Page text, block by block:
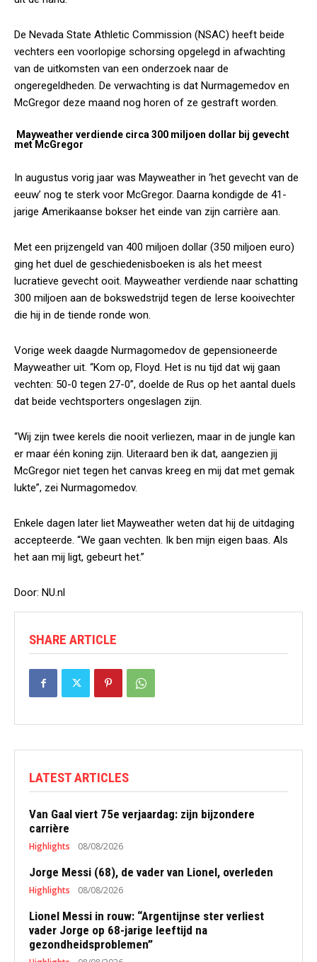
De Nevada State Athletic Commission (NSAC) heeft beide
vechters een voorlopige schorsing opgelegd in afwachting
van de uitkomsten van een onderzoek naar de
ongeregeldheden. De verwachting is dat Nurmagemedov en
McGregor deze maand nog horen of ze gestraft worden.
Mayweather verdiende circa 300 miljoen dollar bij gevecht
met McGregor
In augustus vorig jaar was Mayweather in ‘het gevecht van de
eeuw’ nog te sterk voor McGregor. Daarna kondigde de 41-
jarige Amerikaanse bokser het einde van zijn carrière aan.
Met een prijzengeld van 400 miljoen dollar (350 miljoen euro)
ging het duel de geschiedenisboeken is als het meest
lucratieve gevecht ooit. Mayweather verdiende naar schatting
300 miljoen aan de bokswedstrijd tegen de Ierse kooivechter
die hij in de tiende ronde won.
Vorige week daagde Nurmagomedov de gepensioneerde
Mayweather uit. “Kom op, Floyd. Het is nu tijd dat wij gaan
vechten: 50-0 tegen 27-0”, doelde de Rus op het aantal duels
dat beide vechtsporters ongeslagen zijn.
“Wij zijn twee kerels die nooit verliezen, maar in de jungle kan
er maar één koning zijn. Uiteraard ben ik dat, aangezien jij
McGregor niet tegen het canvas kreeg en mij dat met gemak
lukte”, zei Nurmagomedov.
Enkele dagen later liet Mayweather weten dat hij de uitdaging
accepteerde. “We gaan vechten. Ik ben mijn eigen baas. Als
het aan mij ligt, gebeurt het.”
Door: NU.nl
SHARE ARTICLE
LATEST ARTICLES
Van Gaal viert 75e verjaardag: zijn bijzondere
carrière
Highlights 08/08/2026
Jorge Messi (68), de vader van Lionel, overleden
Highlights 08/08/2026
Lionel Messi in rouw: “Argentijnse ster verliest
vader Jorge op 68-jarige leeftijd na
gezondheidsproblemen”